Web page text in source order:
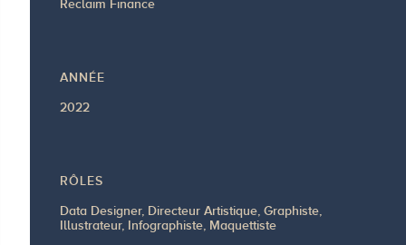
Reclaim Finance
ANNÉE
2022
RÔLES
Data Designer, Directeur Artistique, Graphiste,
Illustrateur, Infographiste, Maquettiste